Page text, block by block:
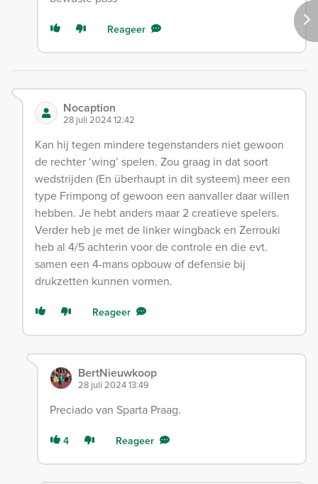
Reageer
Nocaption
28 juli 2024 12:42
Kan hij tegen mindere tegenstanders niet gewoon
de rechter ‘wing’ spelen. Zou graag in dat soort
wedstrijden (En überhaupt in dit systeem) meer een
type Frimpong of gewoon een aanvaller daar willen
hebben. Je hebt anders maar 2 creatieve spelers.
Verder heb je met de linker wingback en Zerrouki
heb al 4/5 achterin voor de controle en die evt.
samen een 4-mans opbouw of defensie bij
drukzetten kunnen vormen.
Reageer
BertNieuwkoop
28 juli 2024 13:49
Preciado van Sparta Praag.
4 Reageer